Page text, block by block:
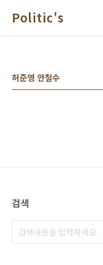
Politic's
허준영 안철수
검색